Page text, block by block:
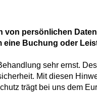
persönlichen
eine Buchung oder
sehr ernst.
Mit diesen
trägt bei uns dem